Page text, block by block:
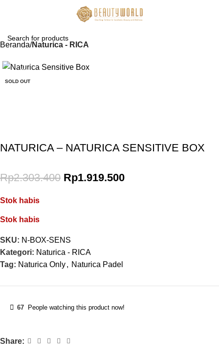
Beranda Naturica - RICA
-17%
SOLD OUT
NATURICA – NATURICA SENSITIVE BOX
Rp2.303.400 Rp1.919.500
Stok habis
Stok habis
SKU: N-BOX-SENS
Kategori: Naturica - RICA
Tag: Naturica Only, Naturica Padel
67 People watching this product now!
Share: